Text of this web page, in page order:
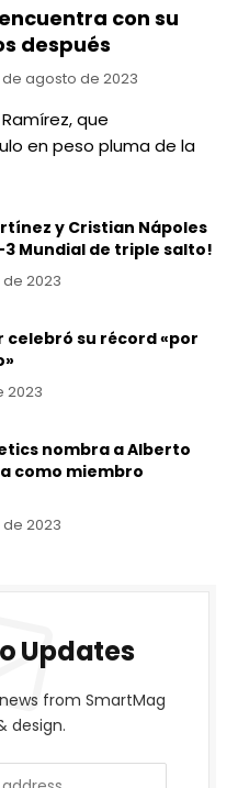
con su
después
de agosto de 2023
que
en peso pluma de la
y Cristian Nápoles
Mundial de triple salto!
2023
celebró su récord «por
2023
nombra a Alberto
como miembro
2023
Updates
from SmartMag
design.